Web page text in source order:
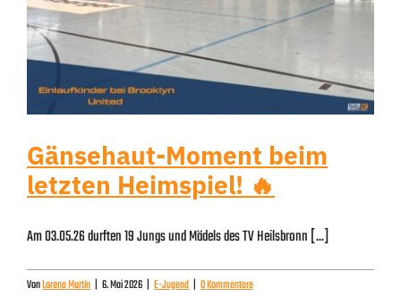
Gänsehaut-Moment beim
letzten Heimspiel! 🔥
Am 03.05.26 durften 19 Jungs und Mädels des TV Heilsbronn [...]
VonLorena Martin | 6. Mai 2026 | E-Jugend | 0 Kommentare